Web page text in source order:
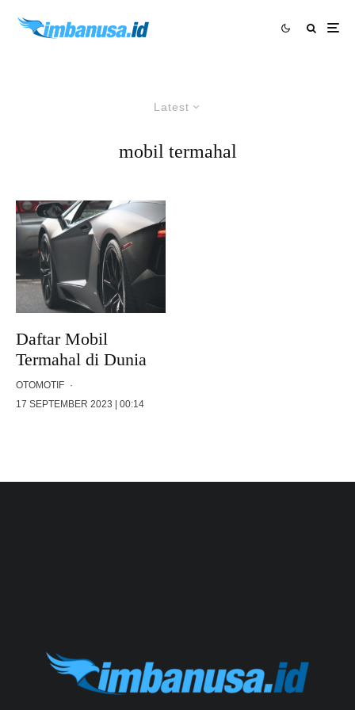
Latest
mobil termahal
Daftar Mobil
Termahal di Dunia
OTOMOTIF ·
17 SEPTEMBER 2023 | 00:14